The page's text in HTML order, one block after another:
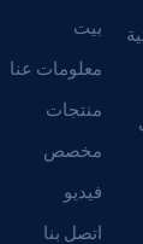
بيت
معلومات عنا
منتجات
مخصص
فيديو
اتصل بنا